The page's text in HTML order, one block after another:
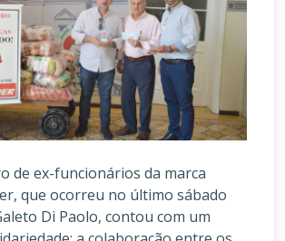
de ex-funcionários da marca
que ocorreu no último sábado
Di Paolo, contou com um